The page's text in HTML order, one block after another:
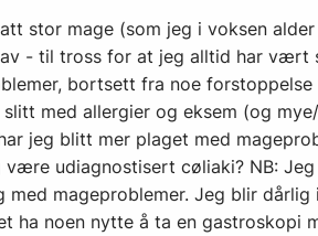
stor mage (som jeg i voksen
- til tross for at jeg alltid har vært
bortsett fra noe
med allergier og eksem (og
jeg blitt mer plaget med
udiagnostisert cøliaki? NB:
mageproblemer. Jeg blir
ha noen nytte å ta en gastroskopi